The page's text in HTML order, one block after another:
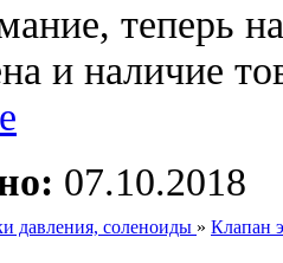
теперь
и наличие
07.10.2018
давления, соленоиды » Клапан